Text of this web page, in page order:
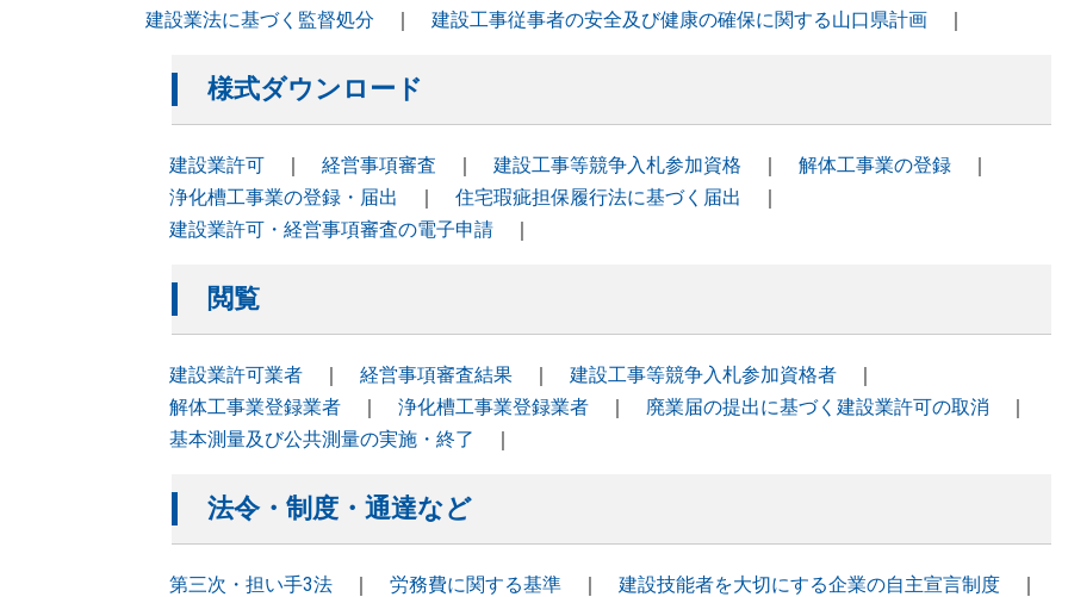
建設業法に基づく監督処分 ｜ 建設工事従事者の安全及び健康の確保に関する山口県計画 ｜
様式ダウンロード
建設業許可 ｜ 経営事項審査 ｜ 建設工事等競争入札参加資格 ｜ 解体工事業の登録 ｜
浄化槽工事業の登録・届出
｜ 住宅瑕疵担保履行法に基づく届出
｜
建設業許可・経営事項審査の電子申請 ｜
閲覧
建設業許可業者 ｜ 経営事項審査結果 ｜ 建設工事等競争入札参加資格者 ｜
解体工事業登録業者 ｜ 浄化槽工事業登録業者 ｜ 廃業届の提出に基づく建設業許可の取消 ｜
基本測量及び公共測量の実施・終了
｜
法令・制度・通達など
第三次・担い手3法 ｜ 労務費に関する基準 ｜ 建設技能者を大切にする企業の自主宣言制度 ｜